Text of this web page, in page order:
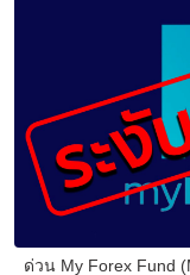
ด่วน My Forex Fund